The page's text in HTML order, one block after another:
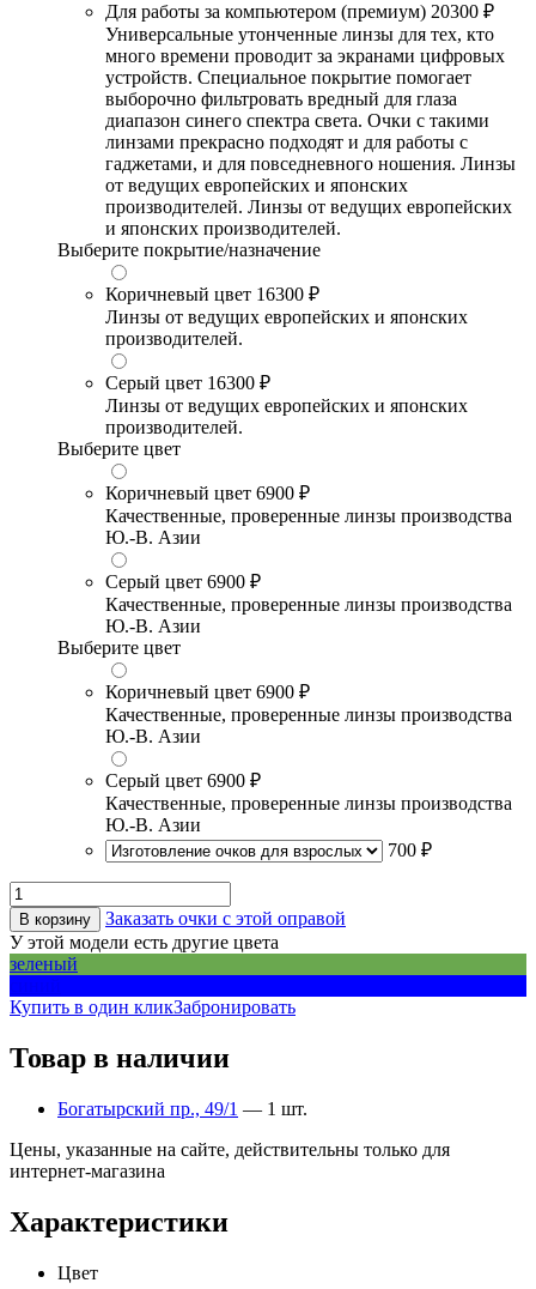
Для работы за компьютером (премиум) 20300 ₽
Универсальные утонченные линзы для тех, кто
много времени проводит за экранами цифровых
устройств. Специальное покрытие помогает
выборочно фильтровать вредный для глаза
диапазон синего спектра света. Очки с такими
линзами прекрасно подходят и для работы с
гаджетами, и для повседневного ношения. Линзы
от ведущих европейских и японских
производителей. Линзы от ведущих европейских
и японских производителей.
Выберите покрытие/назначение
Коричневый цвет 16300 ₽
Линзы от ведущих европейских и японских
производителей.
Серый цвет 16300 ₽
Линзы от ведущих европейских и японских
производителей.
Выберите цвет
Коричневый цвет 6900 ₽
Качественные, проверенные линзы производства
Ю.-В. Азии
Серый цвет 6900 ₽
Качественные, проверенные линзы производства
Ю.-В. Азии
Выберите цвет
Коричневый цвет 6900 ₽
Качественные, проверенные линзы производства
Ю.-В. Азии
Серый цвет 6900 ₽
Качественные, проверенные линзы производства
Ю.-В. Азии
700 ₽
В корзину
Заказать очки с этой оправой
У этой модели есть другие цвета
зеленый
Купить в один кликЗабронировать
Товар в наличии
Богатырский пр., 49/1 — 1 шт.
Цены, указанные на сайте, действительны только для
интернет-магазина
Характеристики
Цвет